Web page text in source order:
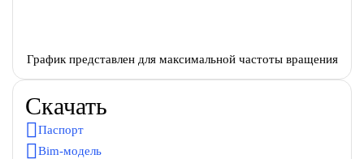
График представлен для максимальной частоты вращения
Скачать
Паспорт
Bim-модель